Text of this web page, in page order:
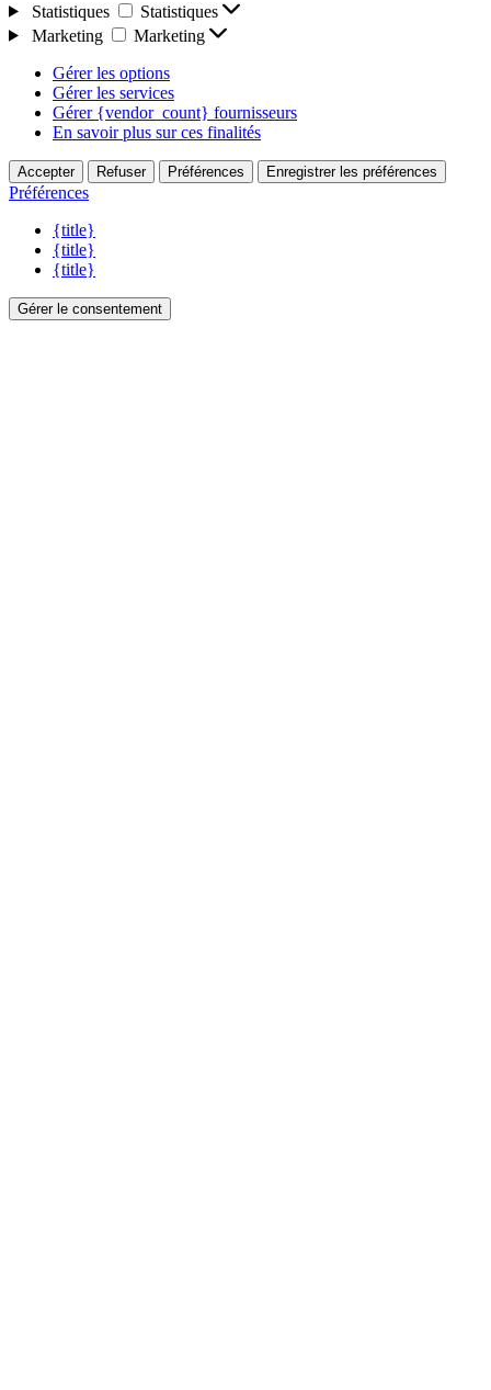
Statistiques
Statistiques
Marketing
Marketing
Gérer les options
Gérer les services
Gérer {vendor_count} fournisseurs
En savoir plus sur ces finalités
Accepter Refuser Préférences Enregistrer les préférences
Préférences
{title}
{title}
{title}
Gérer le consentement